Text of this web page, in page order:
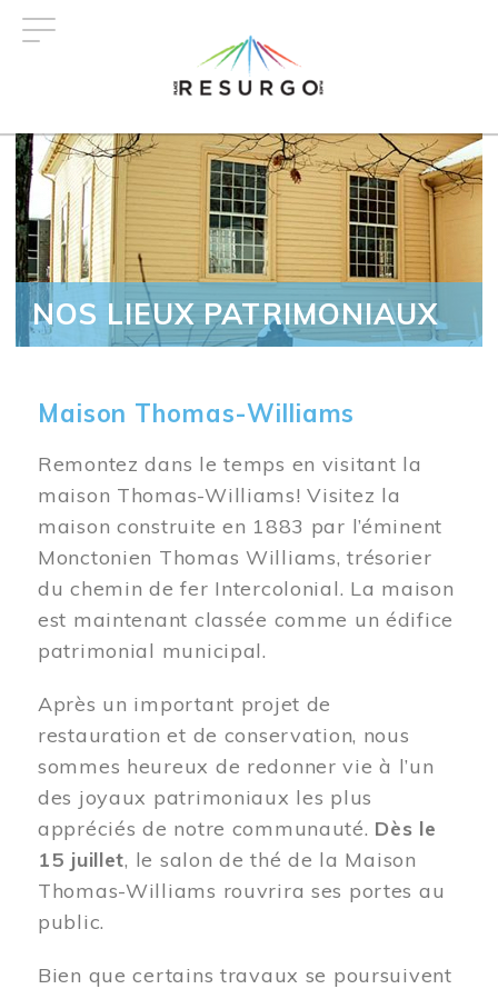
NOS LIEUX PATRIMONIAUX
Maison Thomas-Williams
Remontez dans le temps en visitant la
maison Thomas-Williams! Visitez la
maison construite en 1883 par l’éminent
Monctonien Thomas Williams, trésorier
du chemin de fer Intercolonial. La maison
est maintenant classée comme un édifice
patrimonial municipal.
Après un important projet de
restauration et de conservation, nous
sommes heureux de redonner vie à l’un
des joyaux patrimoniaux les plus
appréciés de notre communauté. Dès le
15 juillet, le salon de thé de la Maison
Thomas-Williams rouvrira ses portes au
public.
Bien que certains travaux se poursuivent